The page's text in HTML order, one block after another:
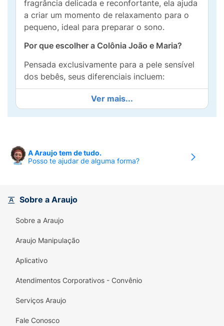
fragrância delicada e reconfortante, ela ajuda
a criar um momento de relaxamento para o
pequeno, ideal para preparar o sono.
Por que escolher a Colônia João e Maria?
Pensada exclusivamente para a pele sensível
dos bebês, seus diferenciais incluem:
Essência Relaxante de Lavanda:
por suas propriedades calmantes, a lavanda
Fórmula Segura e Suave:
álcool, evitando o ressecamento da pele ou
Hipoalergênico:
alergias, garantindo um uso seguro desde
memória olfativa deliciosa que remete ao
cuidado e proteção do colo
dos seus dedos e aplique suavemente sobre a
Ver mais...
A Araujo tem de tudo.
Posso te ajudar de alguma forma?
Sobre a Araujo
Sobre a Araujo
Araujo Manipulação
Aplicativo
Atendimentos Corporativos - Convênio
Serviços Araujo
Fale Conosco